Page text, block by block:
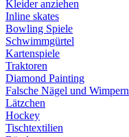
Kleider anziehen
Inline skates
Bowling Spiele
Schwimmgürtel
Kartenspiele
Traktoren
Diamond Painting
Falsche Nägel und Wimpern
Lätzchen
Hockey
Tischtextilien